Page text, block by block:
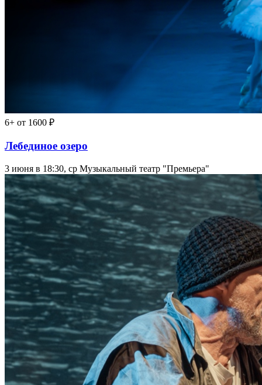
6+ от 1600 ₽
Лебединое озеро
3 июня в 18:30, ср Музыкальный театр "Премьера"